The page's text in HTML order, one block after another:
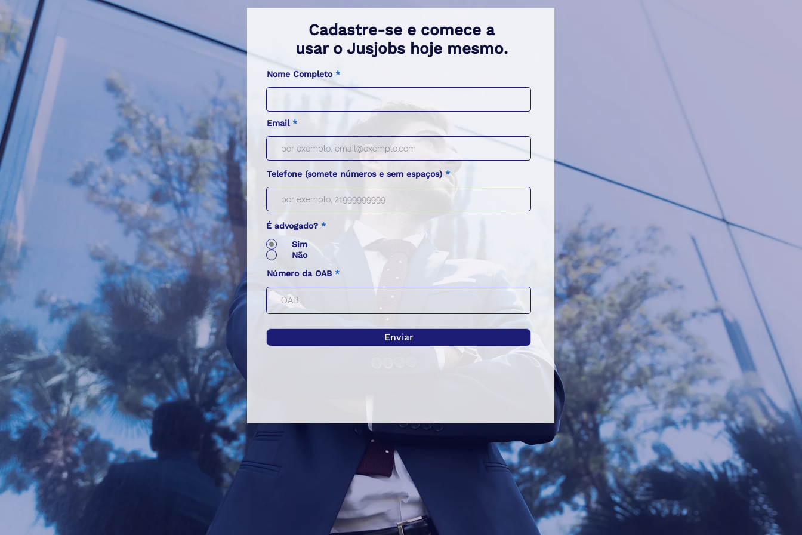
Cadastre-se e comece a
usar o Jusjobs hoje mesmo.
Nome Completo
Email
Telefone (somete números e sem espaços)
É advogado? *
Sim
Não
Número da OAB
Enviar